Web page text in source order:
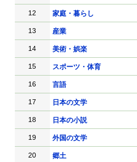
12 家庭・暮らし
13 産業
14 美術・娯楽
15 スポーツ・体育
16 言語
17 日本の文学
18 日本の小説
19 外国の文学
20 郷土